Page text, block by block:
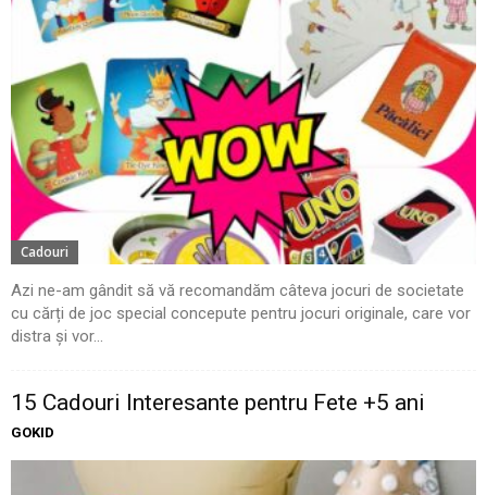
Cadouri
Azi ne-am gândit să vă recomandăm câteva jocuri de societate
cu cărți de joc special concepute pentru jocuri originale, care vor
distra și vor...
15 Cadouri Interesante pentru Fete +5 ani
GOKID